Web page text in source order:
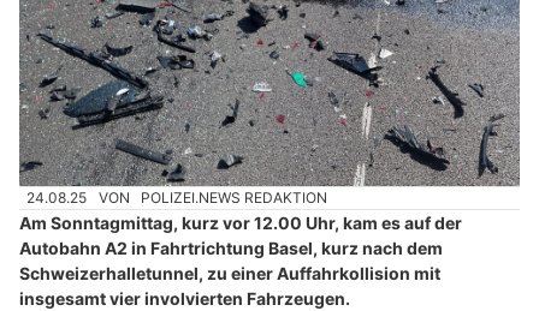
24.08.25 VON POLIZEI.NEWS REDAKTION
Am Sonntagmittag, kurz vor 12.00 Uhr, kam es auf der
Autobahn A2 in Fahrtrichtung Basel, kurz nach dem
Schweizerhalletunnel, zu einer Auffahrkollision mit
insgesamt vier involvierten Fahrzeugen.